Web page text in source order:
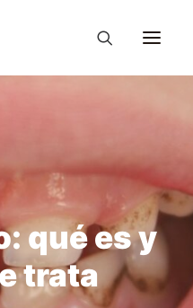
Invisible
Kids
Dental
qué es y
trata